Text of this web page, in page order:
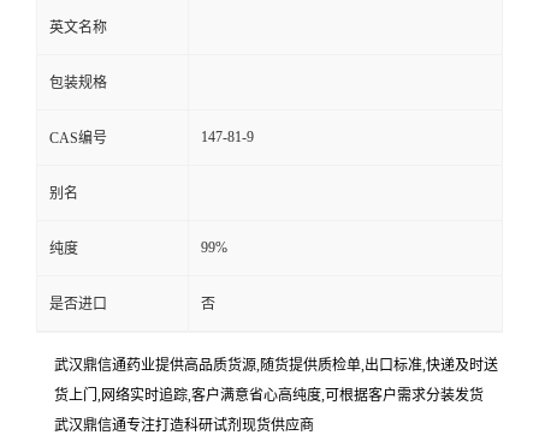
英文名称
包装规格
CAS编号 147-81-9
别名
纯度 99%
是否进口 否
武汉鼎信通药业提供高品质货源,随货提供质检单,出口标准,快递及时送
货上门,网络实时追踪,客户满意省心高纯度,可根据客户需求分装发货
武汉鼎信通专注打造科研试剂现货供应商